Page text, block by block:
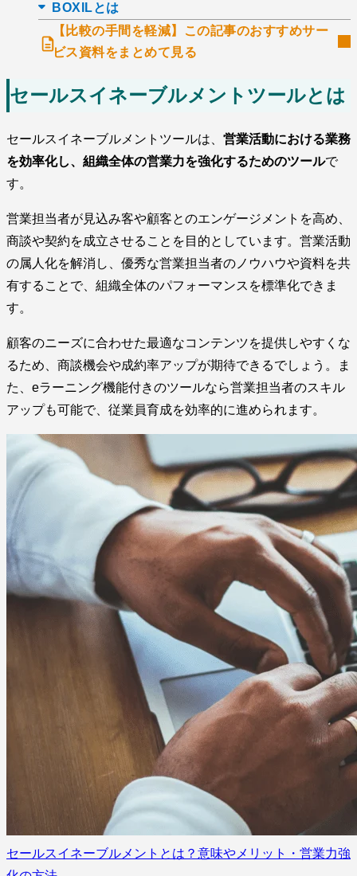
BOXILとは
【比較の手間を軽減】この記事のおすすめサー
ビス資料をまとめて見る
セールスイネーブルメントツールとは
セールスイネーブルメントツールは、 営業活動における業務
を効率化し、組織全体の営業力を強化するためのツールで
す。
営業担当者が見込み客や顧客とのエンゲージメントを高め、
商談や契約を成立させることを目的としています。営業活動
の属人化を解消し、優秀な営業担当者のノウハウや資料を共
有することで、組織全体のパフォーマンスを標準化できま
す。
顧客のニーズに合わせた最適なコンテンツを提供しやすくな
るため、商談機会や成約率アップが期待できるでしょう。ま
た、eラーニング機能付きのツールなら営業担当者のスキル
アップも可能で、従業員育成を効率的に進められます。
セールスイネーブルメントとは？意味やメリット・営業力強